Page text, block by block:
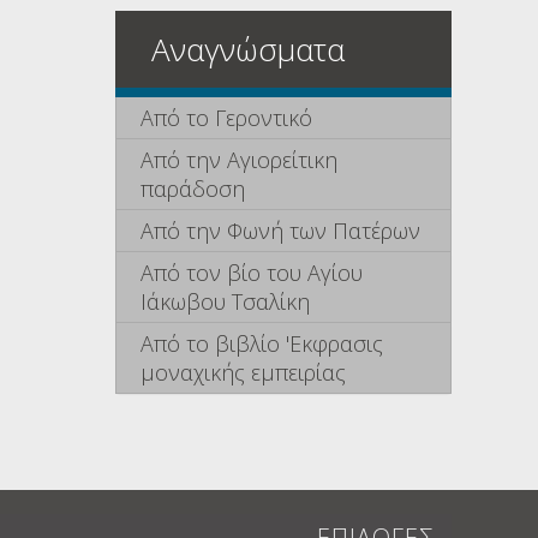
Αναγνώσματα
Από το Γεροντικό
Από την Αγιορείτικη
παράδοση
Από την Φωνή των Πατέρων
Από τον βίο του Αγίου
Ιάκωβου Τσαλίκη
Από το βιβλίο 'Εκφρασις
μοναχικής εμπειρίας